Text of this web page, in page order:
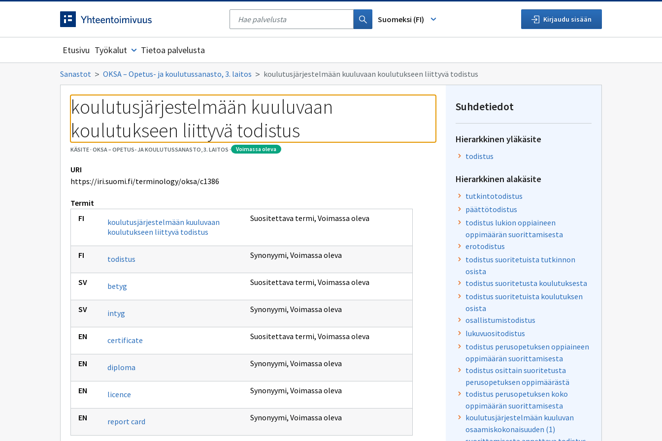
Siirrytty
Tyhjennä
haku
Suomeksi (FI) Kirjaudu sisään
Etusivu Työkalut Tietoa palvelusta
Sanastot OKSA – Opetus- ja koulutussanasto, 3. laitos koulutusjärjestelmään kuuluvaan koulutukseen liittyvä todistus
koulutusjärjestelmään kuuluvaan
koulutukseen liittyvä todistus
KÄSITE· OKSA – OPETUS- JA KOULUTUSSANASTO, 3. LAITOS · voimassa oleva
URI
https://iri.suomi.fi/terminology/oksa/c1386
Termit
koulutusjärjestelmään kuuluvaan
koulutukseen liittyvä todistus
Suositettava termi, Voimassa oleva
todistus Synonyymi, Voimassa oleva
betyg Suositettava termi, Voimassa oleva
intyg Synonyymi, Voimassa oleva
certificate Suositettava termi, Voimassa oleva
diploma Synonyymi, Voimassa oleva
licence Synonyymi, Voimassa oleva
report card Synonyymi, Voimassa oleva
Suhdetiedot
Hierarkkinen yläkäsite
todistus
Hierarkkinen alakäsite
tutkintotodistus
päättötodistus
todistus lukion oppiaineen
oppimäärän suorittamisesta
erotodistus
todistus suoritetuista tutkinnon
osista
todistus suoritetusta koulutuksesta
todistus suoritetuista koulutuksen
osista
osallistumistodistus
lukuvuositodistus
todistus perusopetuksen oppiaineen
oppimäärän suorittamisesta
todistus osittain suoritetusta
perusopetuksen oppimäärästä
todistus perusopetuksen koko
oppimäärän suorittamisesta
koulutusjärjestelmään kuuluvan
osaamiskokonaisuuden (1)